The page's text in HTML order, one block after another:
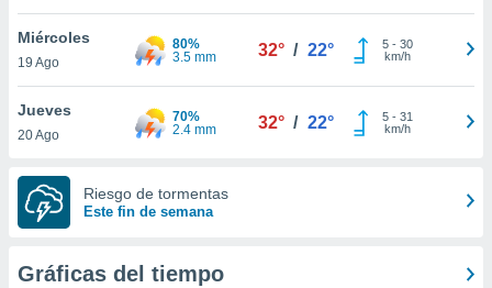
como
sitio
de
posible
traten tus
en
Para
su
Miércoles
19 Ago
80%
3.5 mm
32° / 22° 5- 30
km/h
Jueves
20 Ago
70%
2.4 mm
32° / 22° 5- 31
km/h
Riesgo de tormentas
Este fin de semana
Gráficas del tiempo